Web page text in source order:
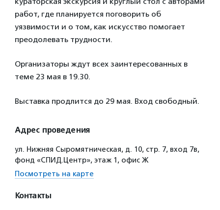
работ, где планируется поговорить об
уязвимости и о том, как искусство помогает
преодолевать трудности.
Организаторы ждут всех заинтересованных в
теме 23 мая в 19.30.
Выставка продлится до 29 мая. Вход свободный.
Адрес проведения
ул. Нижняя Сыромятническая, д. 10, стр. 7, вход 7в,
фонд «СПИД.Центр», этаж 1, офис Ж
Посмотреть на карте
Контакты